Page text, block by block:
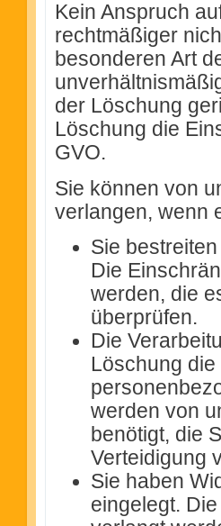
Kein Anspruch
rechtmäßiger
besonderen Art
der Löschung
Löschung die
GVO.
Sie können von
verlangen, wenn
Sie
Die
werden, die
überprüfen.
Die
Löschung
werden von
benötigt, die
Verteidigung
Sie haben
eingelegt.